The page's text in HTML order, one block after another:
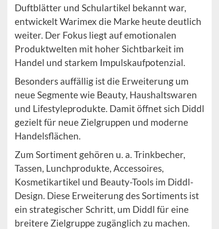
Duftblätter und Schulartikel bekannt war,
entwickelt Warimex die Marke heute deutlich
weiter. Der Fokus liegt auf emotionalen
Produktwelten mit hoher Sichtbarkeit im
Handel und starkem Impulskaufpotenzial.
Besonders auffällig ist die Erweiterung um
neue Segmente wie Beauty, Haushaltswaren
und Lifestyleprodukte. Damit öffnet sich Diddl
gezielt für neue Zielgruppen und moderne
Handelsflächen.
Zum Sortiment gehören u. a. Trinkbecher,
Tassen, Lunchprodukte, Accessoires,
Kosmetikartikel und Beauty-Tools im Diddl-
Design. Diese Erweiterung des Sortiments ist
ein strategischer Schritt, um Diddl für eine
breitere Zielgruppe zugänglich zu machen.